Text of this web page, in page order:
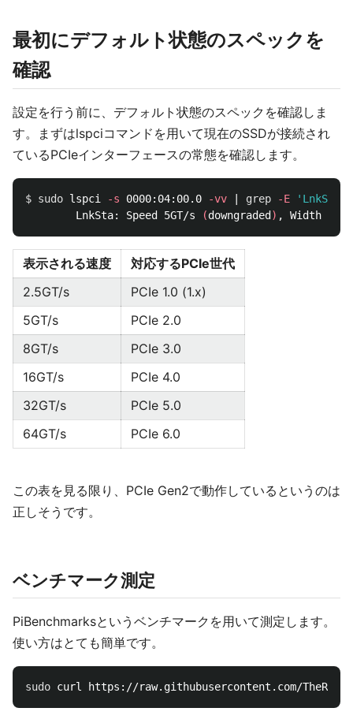
最初にデフォルト状態のスペックを
確認
設定を行う前に、デフォルト状態のスペックを確認しま
す。まずはlspciコマンドを用いて現在のSSDが接続され
ているPCIeインターフェースの常態を確認します。
$ sudo lspci -s 0000:04:00.0 -vv grep -E
'LnkSta:'
		LnkSta:	Speed 5GT/s
(downgraded ) , Width x1
表示される速度
対応するPCIe世代
2.5GT/s
PCIe 1.0 (1.x)
5GT/s
PCIe 2.0
8GT/s
PCIe 3.0
16GT/s
PCIe 4.0
32GT/s
PCIe 5.0
64GT/s
PCIe 6.0
この表を見る限り、PCIe Gen2で動作しているというのは
正しそうです。
ベンチマーク測定
PiBenchmarksというベンチマークを用いて測定します。
使い方はとても簡単です。
sudo curl https://raw.githubusercontent.com/